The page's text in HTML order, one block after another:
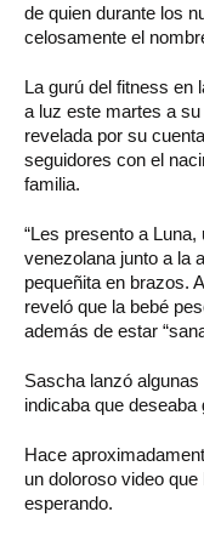
de quien durante los
celosamente el
La gurú del fitness en
a luz este martes a
revelada por su
seguidores con el
familia.
“Les presento a
venezolana junto a la
pequeñita en brazos.
reveló que la bebé
además de estar
Sascha lanzó
indicaba que
Hace
un doloroso video
esperando.